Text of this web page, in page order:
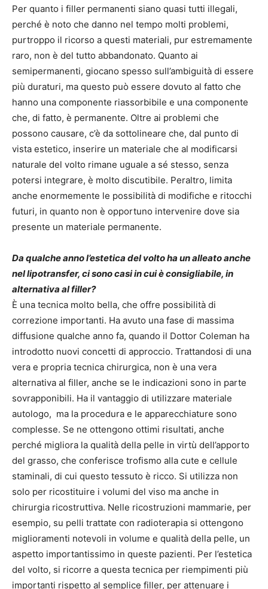
Per quanto i filler permanenti siano quasi tutti illegali,
perché è noto che danno nel tempo molti problemi,
purtroppo il ricorso a questi materiali, pur estremamente
raro, non è del tutto abbandonato. Quanto ai
semipermanenti, giocano spesso sull’ambiguità di essere
più duraturi, ma questo può essere dovuto al fatto che
hanno una componente riassorbibile e una componente
che, di fatto, è permanente. Oltre ai problemi che
possono causare, c’è da sottolineare che, dal punto di
vista estetico, inserire un materiale che al modificarsi
naturale del volto rimane uguale a sé stesso, senza
potersi integrare, è molto discutibile. Peraltro, limita
anche enormemente le possibilità di modifiche e ritocchi
futuri, in quanto non è opportuno intervenire dove sia
presente un materiale permanente.
Da qualche anno l’estetica del volto ha un alleato anche
nel lipotransfer, ci sono casi in cui è consigliabile, in
alternativa al filler?
È una tecnica molto bella, che offre possibilità di
correzione importanti. Ha avuto una fase di massima
diffusione qualche anno fa, quando il Dottor Coleman ha
introdotto nuovi concetti di approccio. Trattandosi di una
vera e propria tecnica chirurgica, non è una vera
alternativa al filler, anche se le indicazioni sono in parte
sovrapponibili. Ha il vantaggio di utilizzare materiale
autologo, ma la procedura e le apparecchiature sono
complesse. Se ne ottengono ottimi risultati, anche
perché migliora la qualità della pelle in virtù dell’apporto
del grasso, che conferisce trofismo alla cute e cellule
staminali, di cui questo tessuto è ricco. Si utilizza non
solo per ricostituire i volumi del viso ma anche in
chirurgia ricostruttiva. Nelle ricostruzioni mammarie, per
esempio, su pelli trattate con radioterapia si ottengono
miglioramenti notevoli in volume e qualità della pelle, un
aspetto importantissimo in queste pazienti. Per l’estetica
del volto, si ricorre a questa tecnica per riempimenti più
importanti rispetto al semplice filler, per attenuare i